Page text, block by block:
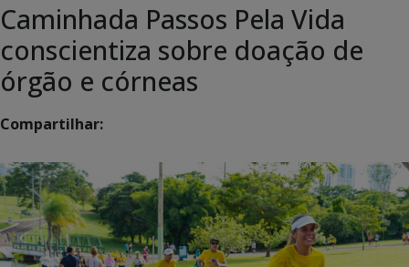
Caminhada Passos Pela Vida
conscientiza sobre doação de
órgão e córneas
Compartilhar: